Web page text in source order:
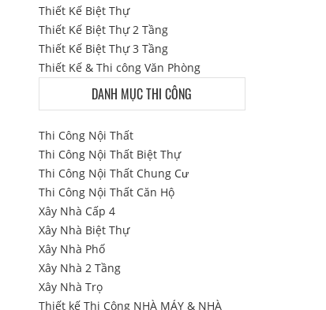
Thiết Kế Biệt Thự
Thiết Kế Biệt Thự 2 Tầng
Thiết Kế Biệt Thự 3 Tầng
Thiết Kế & Thi công Văn Phòng
DANH MỤC THI CÔNG
Thi Công Nội Thất
Thi Công Nội Thất Biệt Thự
Thi Công Nội Thất Chung Cư
Thi Công Nội Thất Căn Hộ
Xây Nhà Cấp 4
Xây Nhà Biệt Thự
Xây Nhà Phố
Xây Nhà 2 Tầng
Xây Nhà Trọ
Thiết kế Thi Công NHÀ MÁY & NHÀ